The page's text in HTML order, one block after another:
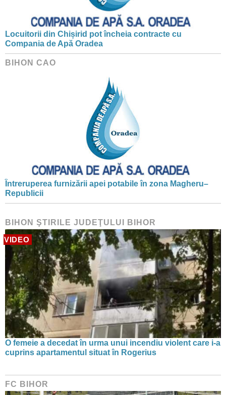
Locuitorii din Chișirid pot încheia contracte cu
Compania de Apă Oradea
BIHON CAO
Întreruperea furnizării apei potabile în zona Magheru–
Republicii
BIHON ŞTIRILE JUDEŢULUI BIHOR
VIDEO
O femeie a decedat în urma unui incendiu violent care i-a
cuprins apartamentul situat în Rogerius
FC BIHOR